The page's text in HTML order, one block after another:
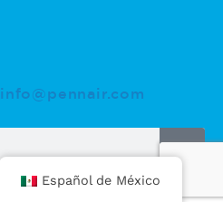
info@pennair.com
Español de México